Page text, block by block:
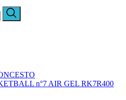
n°7 AIR GEL RK7R400